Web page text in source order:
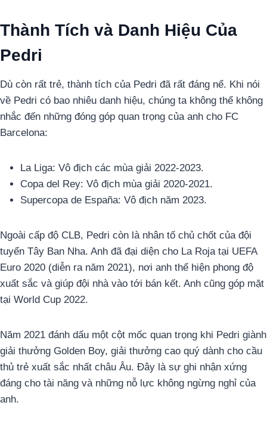
Thành Tích và Danh Hiệu Của
Pedri
Dù còn rất trẻ, thành tích của Pedri đã rất đáng nể. Khi nói
về Pedri có bao nhiêu danh hiệu, chúng ta không thể không
nhắc đến những đóng góp quan trọng của anh cho FC
Barcelona:
La Liga: Vô địch các mùa giải 2022-2023.
Copa del Rey: Vô địch mùa giải 2020-2021.
Supercopa de España: Vô địch năm 2023.
Ngoài cấp độ CLB, Pedri còn là nhân tố chủ chốt của đội
tuyển Tây Ban Nha. Anh đã đại diện cho La Roja tại UEFA
Euro 2020 (diễn ra năm 2021), nơi anh thể hiện phong độ
xuất sắc và giúp đội nhà vào tới bán kết. Anh cũng góp mặt
tại World Cup 2022.
Năm 2021 đánh dấu một cột mốc quan trọng khi Pedri giành
giải thưởng Golden Boy, giải thưởng cao quý dành cho cầu
thủ trẻ xuất sắc nhất châu Âu. Đây là sự ghi nhận xứng
đáng cho tài năng và những nỗ lực không ngừng nghỉ của
anh.